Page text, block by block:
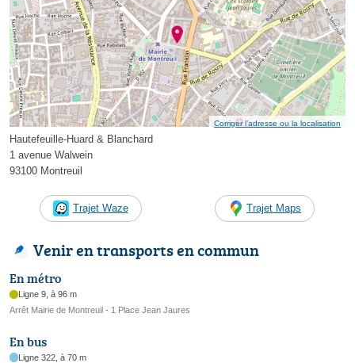
Corriger l’adresse ou la localisation
Hautefeuille-Huard & Blanchard
1 avenue Walwein
93100 Montreuil
Trajet Waze Trajet Maps
Venir en transports en commun
En métro
Ligne 9, à 96 m
Arrêt Mairie de Montreuil - 1 Place Jean Jaures
En bus
Ligne 322, à 70 m